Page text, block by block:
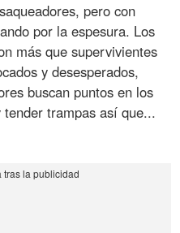
pero con
por la espesura. Los
más que supervivientes
y desesperados,
buscan puntos en los
trampas así que...